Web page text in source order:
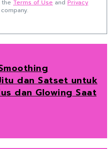
the Terms of Use and Privacy
dan Satset untuk
dan Glowing Saat